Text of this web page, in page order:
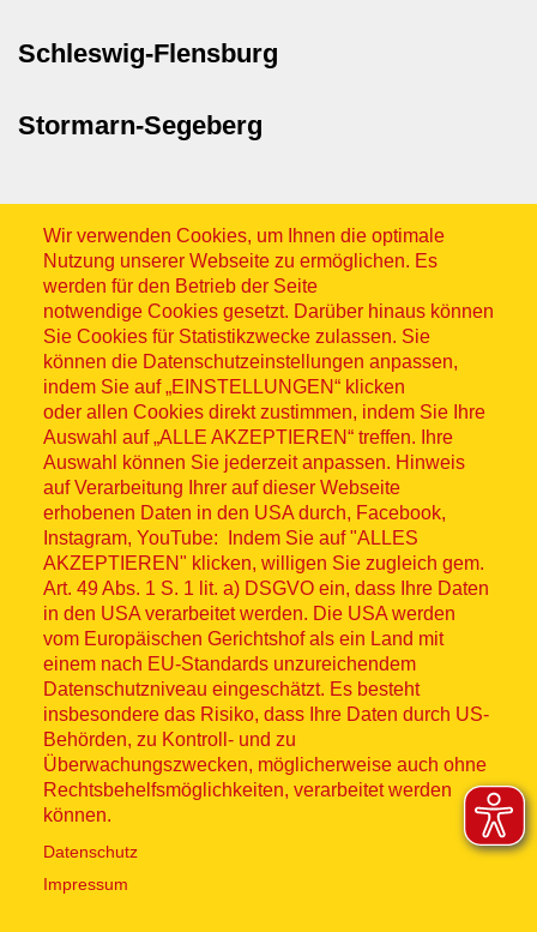
Schleswig-Flensburg
Stormarn-Segeberg
Wir verwenden Cookies, um Ihnen die optimale
Nutzung unserer Webseite zu ermöglichen. Es
werden für den Betrieb der Seite
notwendige Cookies gesetzt. Darüber hinaus können
Sie Cookies für Statistikzwecke zulassen. Sie
können die Datenschutzeinstellungen anpassen,
indem Sie auf „EINSTELLUNGEN“ klicken
oder allen Cookies direkt zustimmen, indem Sie Ihre
Auswahl auf „ALLE AKZEPTIEREN“ treffen. Ihre
Auswahl können Sie jederzeit anpassen. Hinweis
auf Verarbeitung Ihrer auf dieser Webseite
erhobenen Daten in den USA durch, Facebook,
Instagram, YouTube: Indem Sie auf "ALLES
AKZEPTIEREN" klicken, willigen Sie zugleich gem.
Art. 49 Abs. 1 S. 1 lit. a) DSGVO ein, dass Ihre Daten
in den USA verarbeitet werden. Die USA werden
vom Europäischen Gerichtshof als ein Land mit
einem nach EU-Standards unzureichendem
Datenschutzniveau eingeschätzt. Es besteht
insbesondere das Risiko, dass Ihre Daten durch US-
Behörden, zu Kontroll- und zu
Überwachungszwecken, möglicherweise auch ohne
Rechtsbehelfsmöglichkeiten, verarbeitet werden
können.
Datenschutz
Impressum
Sitemap
© ASB 2026
Fußzeilenmenü
Impressum
Datenschutz
Kontakt
Hinweisgebersystem
Lieferkette
Widerruf
Social Media